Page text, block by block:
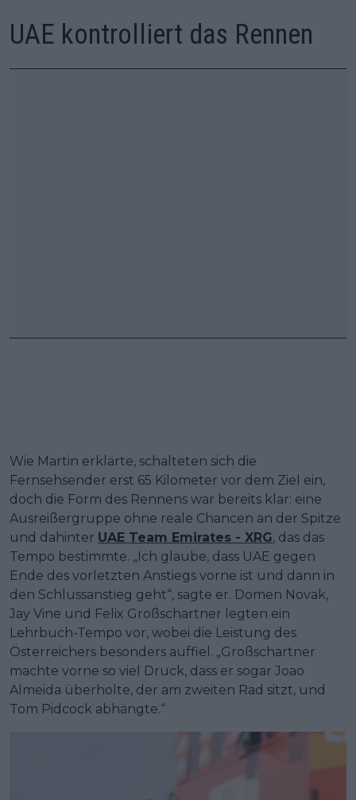
UAE kontrolliert das Rennen
Wie Martin erklärte, schalteten sich die
Fernsehsender erst 65 Kilometer vor dem Ziel ein,
doch die Form des Rennens war bereits klar: eine
Ausreißergruppe ohne reale Chancen an der Spitze
und dahinter UAE Team Emirates - XRG, das das
Tempo bestimmte. „Ich glaube, dass UAE gegen
Ende des vorletzten Anstiegs vorne ist und dann in
den Schlussanstieg geht“, sagte er. Domen Novak,
Jay Vine und Felix Großschartner legten ein
Lehrbuch-Tempo vor, wobei die Leistung des
Österreichers besonders auffiel. „Großschartner
machte vorne so viel Druck, dass er sogar Joao
Almeida überholte, der am zweiten Rad sitzt, und
Tom Pidcock abhängte.“